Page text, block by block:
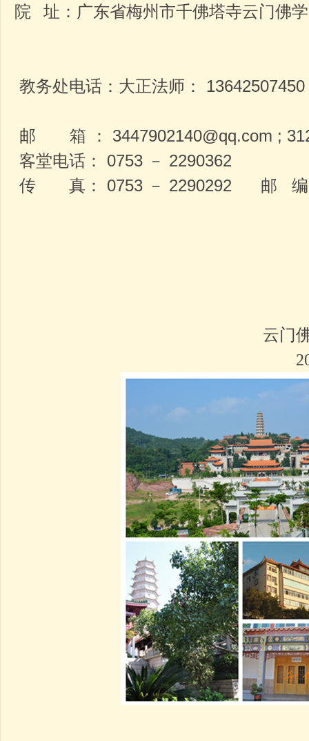
院 址：广东省梅州市千佛塔寺云门佛
教务处电话：大正法师： 13642507450
邮 箱 ： 3447902140@qq.com ;
客堂电话： 0753 － 2290362
传 真： 0753 － 2290292 邮 编
云门佛学院千佛
2016年